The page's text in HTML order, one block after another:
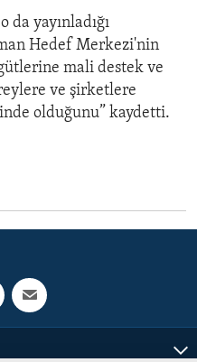
da yayınladığı
Hedef Merkezi'nin
mali destek ve
ve şirketlere
olduğunu” kaydetti.